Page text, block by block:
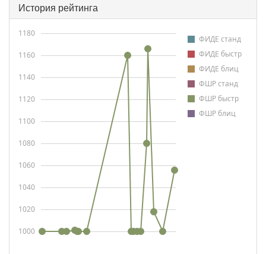
История рейтинга
ФИДЕ станд
ФИДЕ быстр
ФИДЕ блиц
ФШР станд
ФШР быстр
ФШР блиц
1000
1020
1040
1060
1080
1100
1120
1140
1160
1180